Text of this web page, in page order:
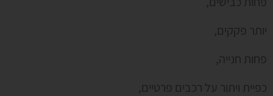
יותר פקקים,
פחות חנייה,
כפיית ויתור על רכבים פרטיים,